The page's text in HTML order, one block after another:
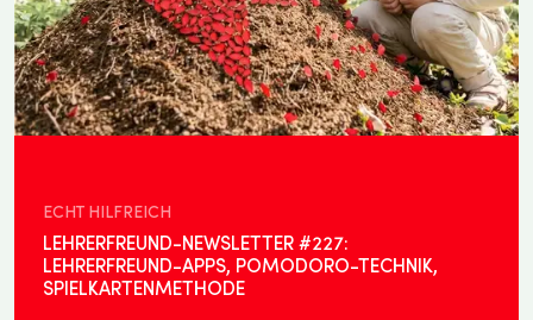
LEHRERFREUND-NEWSLETTER #227:
LEHRERFREUND-APPS, POMODORO-TECHNIK,
SPIELKARTENMETHODE
ECHT HILFREICH